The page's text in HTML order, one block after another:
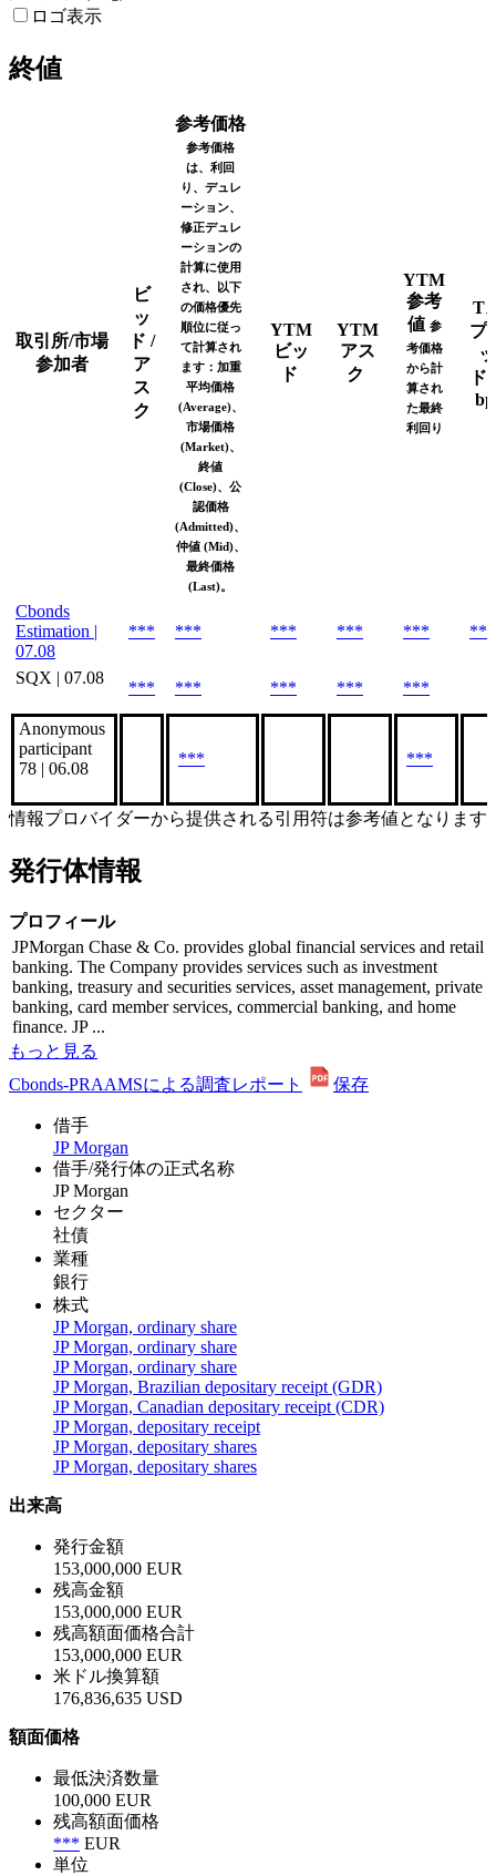
ロゴ表示
終値
取引所/市場
参加者
ビ
ッ
ド /
ア
ス
ク
参考価格
参考価格
は、利回
り、デュレ
ーション、
修正デュレ
ーションの
計算に使用
され、以下
の価格優先
順位に従っ
て計算され
ます：加重
平均価格
(Average)、
市場価格
(Market)、
終値
(Close)、公
認価格
(Admitted)、
仲値 (Mid)、
最終価格
(Last)。
YTM
ビッ
ド
YTM
アス
ク
YTM
参考
値 参
考価格
から計
算され
た最終
利回り
T
プ
ッ
ド
bp
Cbonds
Estimation |
07.08
*** *** *** *** *** ***
SQX | 07.08
*** *** *** *** ***
Anonymous
participant
78 | 06.08
*** ***
情報プロバイダーから提供される引用符は参考値となります
発行体情報
プロフィール
JPMorgan Chase & Co. provides global financial services and retail
banking. The Company provides services such as investment
banking, treasury and securities services, asset management, private
banking, card member services, commercial banking, and home
finance. JP ...
もっと見る
Cbonds-PRAAMSによる調査レポート
保存
借手
JP Morgan
借手/発行体の正式名称
JP Morgan
セクター
社債
業種
銀行
株式
JP Morgan, ordinary share
JP Morgan, ordinary share
JP Morgan, ordinary share
JP Morgan, Brazilian depositary receipt (GDR)
JP Morgan, Canadian depositary receipt (CDR)
JP Morgan, depositary receipt
JP Morgan, depositary shares
JP Morgan, depositary shares
出来高
発行金額
153,000,000 EUR
残高金額
153,000,000 EUR
残高額面価格合計
153,000,000 EUR
米ドル換算額
176,836,635 USD
額面価格
最低決済数量
100,000 EUR
残高額面価格
*** EUR
単位